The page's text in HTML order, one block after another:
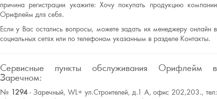
причина регистрации укажите: Хочу покупать продукцию компании
Орифлейм для себя.
Если у Вас остались вопросы, можете задать их менеджеру онлайн в
социальных сетях или по телефонам указанным в разделе Контакты.
Сервисные пункты обслуживания Орифлейм в
Заречном:
№ 1294- Заречный, WL+ ул.Строителей, д.1 А, офис 202,203., тел: